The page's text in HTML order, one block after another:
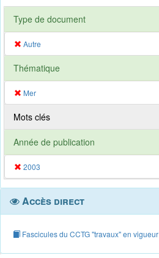
Type de document
Autre
Thématique
Mer
Mots clés
Année de publication
2003
Accès direct
Fascicules du CCTG "travaux" en vigueur